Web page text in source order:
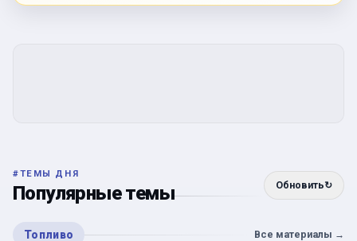
#ТЕМЫ ДНЯ
Популярные темы Обновить↻
Топливо Все материалы →